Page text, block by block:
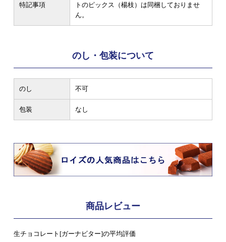
特記事項
トのピックス（楊枝）は同梱しておりませ
ん。
のし・包装について
のし 不可
包装 なし
商品レビュー
生チョコレート[ガーナビター]の平均評価